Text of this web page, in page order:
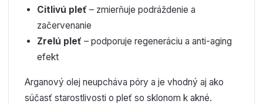
Citlivú pleť – zmierňuje podráždenie a
začervenanie
Zrelú pleť – podporuje regeneráciu a anti-aging
efekt
Arganový olej neupcháva póry a je vhodný aj ako
súčasť starostlivosti o pleť so sklonom k akné.